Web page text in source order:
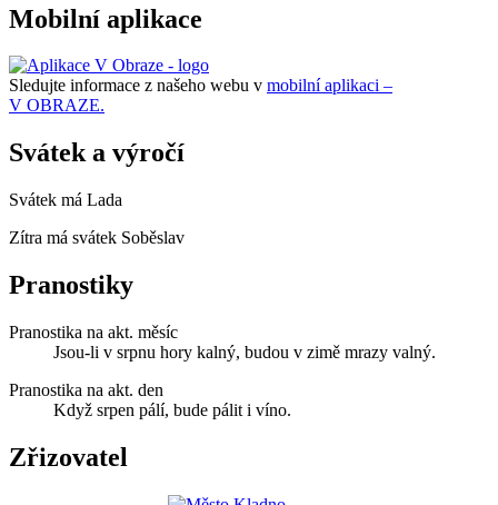
Mobilní aplikace
Sledujte informace z našeho webu v mobilní aplikaci –
V OBRAZE.
Svátek a výročí
Svátek má Lada
Zítra má svátek Soběslav
Pranostiky
Pranostika na akt. měsíc
Jsou-li v srpnu hory kalný, budou v zimě mrazy valný.
Pranostika na akt. den
Když srpen pálí, bude pálit i víno.
Zřizovatel